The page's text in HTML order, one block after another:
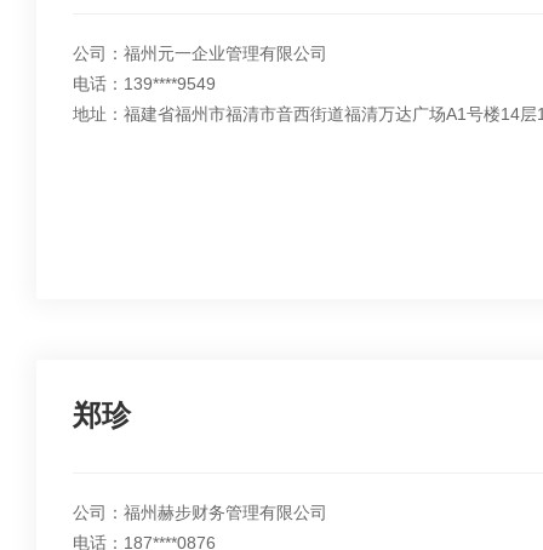
公司：福州元一企业管理有限公司
电话：139****9549
地址：福建省福州市福清市音西街道福清万达广场A1号楼14层
郑珍
公司：福州赫步财务管理有限公司
电话：187****0876